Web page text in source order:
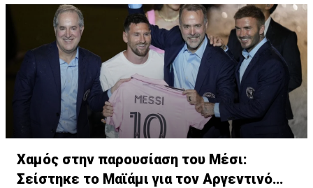
Χαμός στην παρουσίαση του Μέσι:
Σείστηκε το Μαϊάμι για τον Αργεντινό